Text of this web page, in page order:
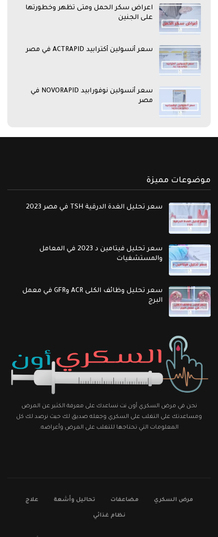
اعراض سكر الحمل ومتى تظهر وخطورتها
على الجنين
سعر أنسولين أكترابيد ACTRAPID في مصر
سعر أنسولين نوفورابيد NOVORAPID في
مصر
موضوعات مميزة
سعر تحليل الغدة الدرقية TSH في مصر 2023
سعر تحليل فيتامين د 2023 في المعامل
والمستشفيات
سعر تحليل وظائف الكلى ACR وGFR في معمل
البرج
نحن في مرض السكري أون نت نساعدك على معرفة الكثير عن المرض
ومساعدتك على التغلب على السكري وجعله صديق لك حيث نرصد لك كل
المعلومات التي تحتاجها للتغلب على المرض وأعراضه.
مرض السكري مضاعفات تحاليل وأشعة علاج
نظام غذائي